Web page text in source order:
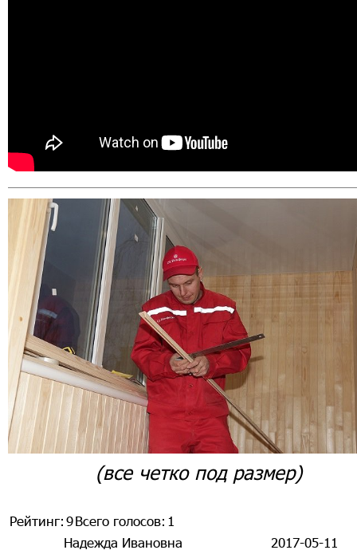
(все четко под размер)
Рейтинг:9Всего голосов: 1
Надежда Ивановна
2017-05-11